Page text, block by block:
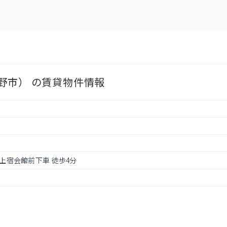
市） の賃貸物件情報
宿会館前下車 徒歩4分